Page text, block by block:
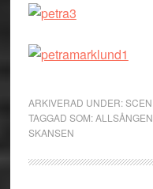
ARKIVERAD UNDER:SCEN
TAGGAD SOM:ALLSÅNGEN
SKANSEN